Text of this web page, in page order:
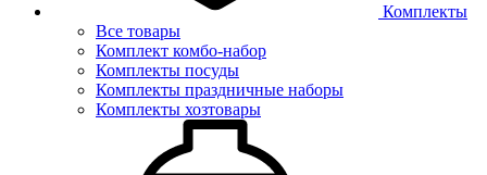
Комплекты
Все товары
Комплект комбо-набор
Комплекты посуды
Комплекты праздничные наборы
Комплекты хозтовары